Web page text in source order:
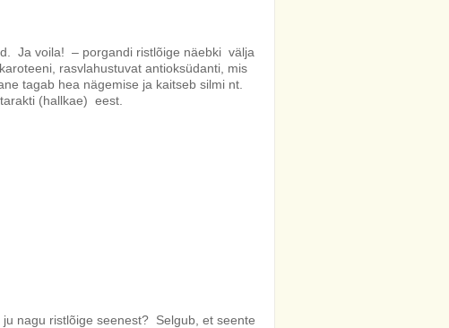
Ja voila! – porgandi ristlõige näebki välja
rasvlahustuvat antioksüdanti, mis
tagab hea nägemise ja kaitseb silmi nt.
(hallkae) eest.
nagu ristlõige seenest? Selgub, et seente